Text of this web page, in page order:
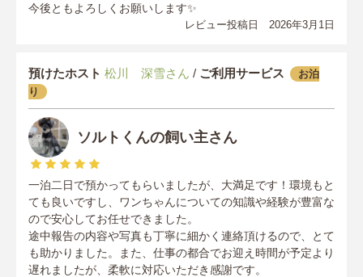
今後ともよろしくお願いします✨
レビュー投稿日 2026年3月1日
預けたホスト 松川 深雪さん / ご利用サービス
お泊
り
ソルトくんの飼い主さん
一泊二日で預かってもらいましたが、大満足です！環境もと
ても良いですし、ワンちゃんについての知識や経験が豊富な
ので安心してお任せできました。
途中報告の内容や写真も丁寧に細かく連絡頂けるので、とて
も助かりました。また、仕事の都合でお迎え時間が予定より
遅れましたが、柔軟に対応いただき感謝です。